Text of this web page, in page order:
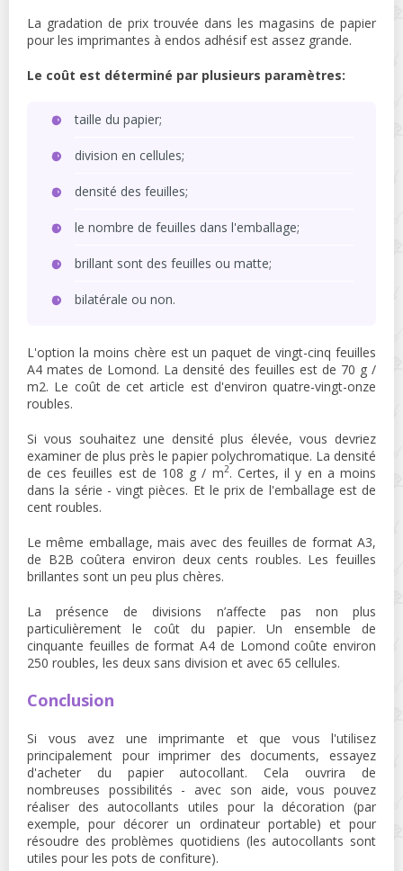
La gradation de prix trouvée dans les magasins de papier
pour les imprimantes à endos adhésif est assez grande.
Le coût est déterminé par plusieurs paramètres:
taille du papier;
division en cellules;
densité des feuilles;
le nombre de feuilles dans l'emballage;
brillant sont des feuilles ou matte;
bilatérale ou non.
L'option la moins chère est un paquet de vingt-cinq feuilles
A4 mates de Lomond. La densité des feuilles est de 70 g /
m2. Le coût de cet article est d'environ quatre-vingt-onze
roubles.
Si vous souhaitez une densité plus élevée, vous devriez
examiner de plus près le papier polychromatique. La densité
de ces feuilles est de 108 g / m2. Certes, il y en a moins
dans la série - vingt pièces. Et le prix de l'emballage est de
cent roubles.
Le même emballage, mais avec des feuilles de format A3,
de B2B coûtera environ deux cents roubles. Les feuilles
brillantes sont un peu plus chères.
La présence de divisions n’affecte pas non plus
particulièrement le coût du papier. Un ensemble de
cinquante feuilles de format A4 de Lomond coûte environ
250 roubles, les deux sans division et avec 65 cellules.
Conclusion
Si vous avez une imprimante et que vous l'utilisez
principalement pour imprimer des documents, essayez
d'acheter du papier autocollant. Cela ouvrira de
nombreuses possibilités - avec son aide, vous pouvez
réaliser des autocollants utiles pour la décoration (par
exemple, pour décorer un ordinateur portable) et pour
résoudre des problèmes quotidiens (les autocollants sont
utiles pour les pots de confiture).